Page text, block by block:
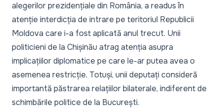
alegerilor prezidențiale din România, a readus în
atenție interdicția de intrare pe teritoriul Republicii
Moldova care i-a fost aplicată anul trecut. Unii
politicieni de la Chișinău atrag atenția asupra
implicațiilor diplomatice pe care le-ar putea avea o
asemenea restricție. Totuși, unii deputați consideră
importantă păstrarea relațiilor bilaterale, indiferent de
schimbările politice de la București.